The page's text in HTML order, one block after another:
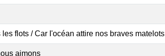
flots / Car I'océan attire nos braves matelots
aimons